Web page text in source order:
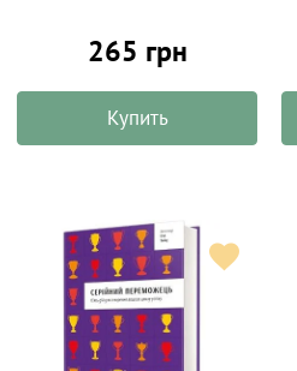
265 грн
Купить